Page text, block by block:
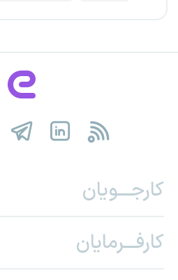
کارجـــویان
کارفـــرمایان